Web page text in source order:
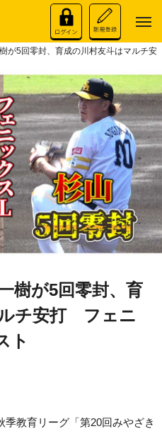
樹が5回零封、育成の川村友斗はマルチ
樹が5回零封、育
チ安打 フェニ
ト
教育リーグ「第20回みやざき